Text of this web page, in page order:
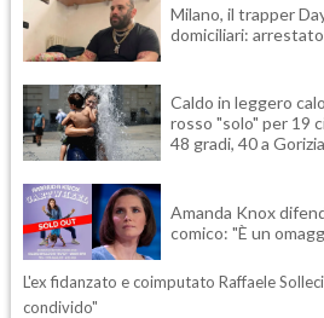
Milano, il trapper
domiciliari:
Caldo in leggero
rosso "solo" per 19
48 gradi, 40 a
Amanda Knox
comico: "È un
L'ex fidanzato e coimputato Raffaele
condivido"